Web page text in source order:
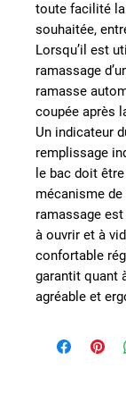
toute facilité la
souhaitée,
Lorsqu’il est
ramassage
ramasse
coupée après
Un indicateur
remplissage
le bac doit
mécanisme
ramassage
à ouvrir et à
confortable
garantit quant
agréable et